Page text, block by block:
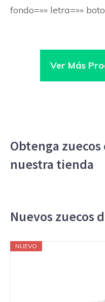
fondo=»» letra=»»
Ver Más
Obtenga zuecos
nuestra tienda
Nuevos zuecos
NUEVO